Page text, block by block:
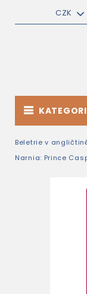
CZK
Beletrie v
Narnia: Prince